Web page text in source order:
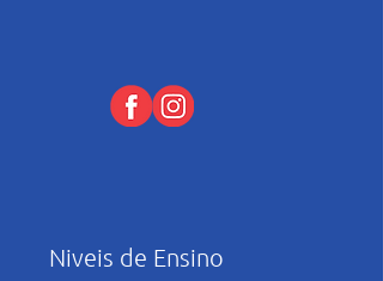
Niveis de Ensino